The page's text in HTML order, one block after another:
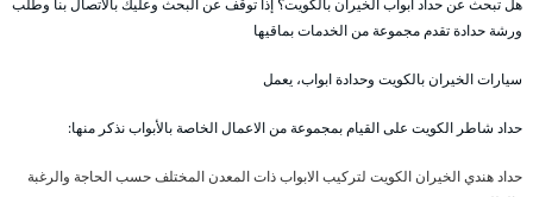
ورشة حدادة تقدم مجموعة من الخدمات بماقيها
سيارات الخيران بالكويت وحدادة ابواب، يعمل
حداد شاطر الكويت على القيام بمجموعة من الاعمال الخاصة بالأبواب نذكر منها:
حداد هندي الخيران الكويت لتركيب الابواب ذات المعدن المختلف حسب الحاجة والرغبة